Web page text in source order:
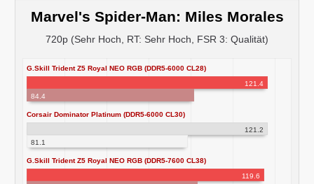
Marvel's Spider-Man: Miles Morales
720p (Sehr Hoch, RT: Sehr Hoch, FSR 3: Qualität)
G.Skill Trident Z5 Royal NEO RGB (DDR5-6000 CL28)
121.4
84.4
Corsair Dominator Platinum (DDR5-6000 CL30)
121.2
81.1
G.Skill Trident Z5 Royal NEO RGB (DDR5-7600 CL38)
119.6